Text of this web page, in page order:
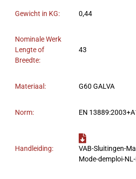
Gewicht in KG: 0,44
Nominale Werk
Lengte of
Breedte:
43
Materiaal: G60 GALVA
Norm: EN
Handleiding:
VAB-Sluitingen-
Mode-demploi-